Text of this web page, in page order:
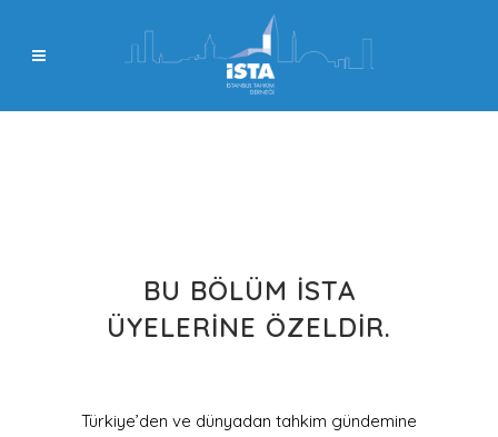
BU BÖLÜM İSTA
ÜYELERINE ÖZELDIR.
Türkiye’den ve dünyadan tahkim gündemine